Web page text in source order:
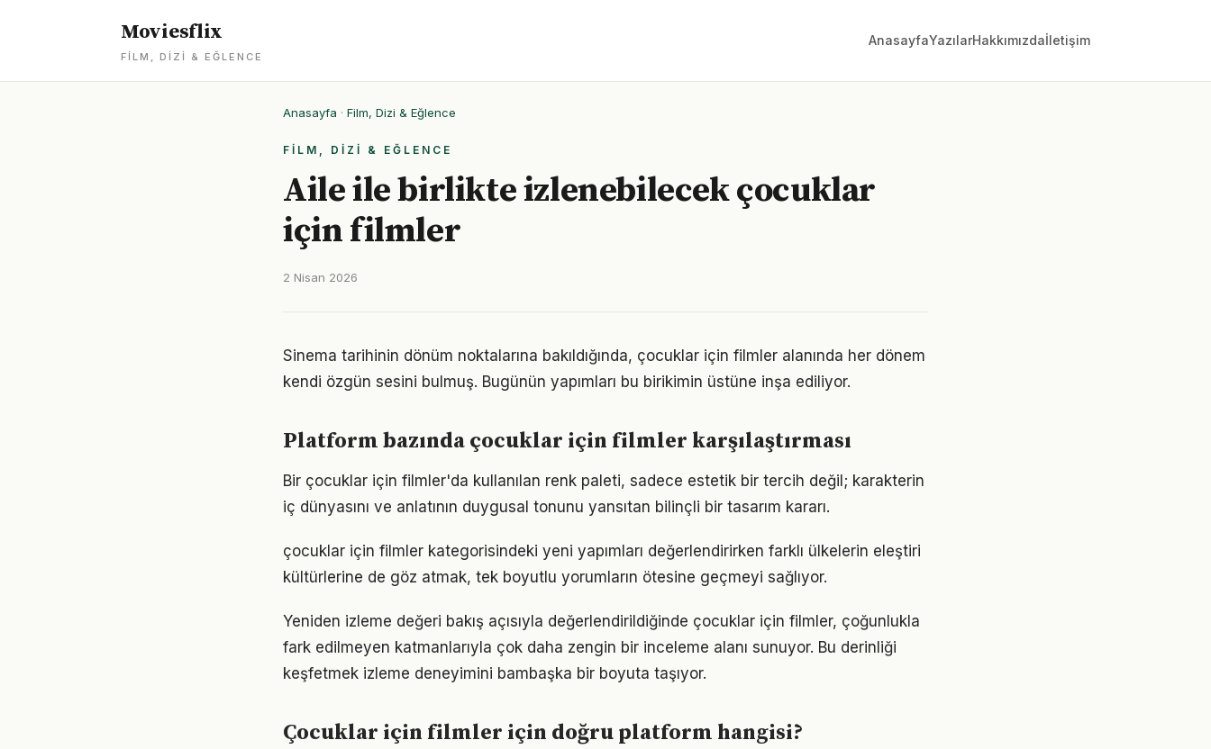
Moviesflix
FILM, DIZI & EĞLENCE
AnasayfaYazılarHakkımızdaİletişim
Anasayfa · Film, Dizi & Eğlence
FILM, DIZI & EĞLENCE
Aile ile birlikte izlenebilecek çocuklar
için filmler
2 Nisan 2026
Sinema tarihinin dönüm noktalarına bakıldığında, çocuklar için filmler alanında her dönem
kendi özgün sesini bulmuş. Bugünün yapımları bu birikimin üstüne inşa ediliyor.
Platform bazında çocuklar için filmler karşılaştırması
Bir çocuklar için filmler'da kullanılan renk paleti, sadece estetik bir tercih değil; karakterin
iç dünyasını ve anlatının duygusal tonunu yansıtan bilinçli bir tasarım kararı.
çocuklar için filmler kategorisindeki yeni yapımları değerlendirirken farklı ülkelerin eleştiri
kültürlerine de göz atmak, tek boyutlu yorumların ötesine geçmeyi sağlıyor.
Yeniden izleme değeri bakış açısıyla değerlendirildiğinde çocuklar için filmler, çoğunlukla
fark edilmeyen katmanlarıyla çok daha zengin bir inceleme alanı sunuyor. Bu derinliği
keşfetmek izleme deneyimini bambaşka bir boyuta taşıyor.
Çocuklar için filmler için doğru platform hangisi?